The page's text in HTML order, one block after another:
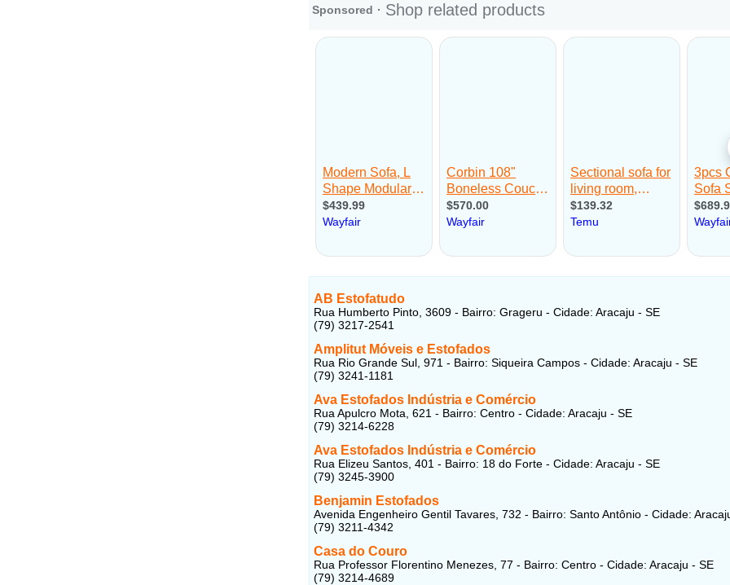
AB Estofatudo
Rua Humberto Pinto, 3609 - Bairro: Grageru - Cidade: Aracaju - SE
(79) 3217-2541
Amplitut Móveis e Estofados
Rua Rio Grande Sul, 971 - Bairro: Siqueira Campos - Cidade: Aracaju - SE
(79) 3241-1181
Ava Estofados Indústria e Comércio
Rua Apulcro Mota, 621 - Bairro: Centro - Cidade: Aracaju - SE
(79) 3214-6228
Ava Estofados Indústria e Comércio
Rua Elizeu Santos, 401 - Bairro: 18 do Forte - Cidade: Aracaju - SE
(79) 3245-3900
Benjamin Estofados
Avenida Engenheiro Gentil Tavares, 732 - Bairro: Santo Antônio - Cidade:
(79) 3211-4342
Casa do Couro
Rua Professor Florentino Menezes, 77 - Bairro: Centro - Cidade: Aracaju - SE
(79) 3214-4689